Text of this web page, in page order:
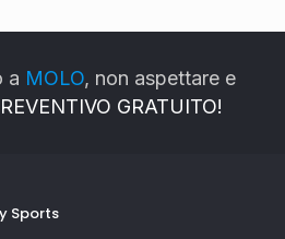
a MOLO, non aspettare e
GRATUITO!
Sports